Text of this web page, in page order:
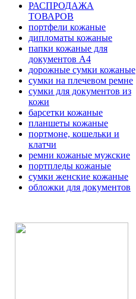
РАСПРОДАЖА
ТОВАРОВ
портфели кожаные
дипломаты кожаные
папки кожаные для
документов А4
дорожные сумки кожаные
сумки на плечевом ремне
сумки для документов из
кожи
барсетки кожаные
планшеты кожаные
портмоне, кошельки и
клатчи
ремни кожаные мужские
портпледы кожаные
сумки женские кожаные
обложки для документов